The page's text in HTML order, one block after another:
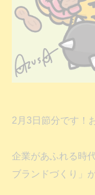
2月3日節分です！
企業があふれる時
ブランドづくり」